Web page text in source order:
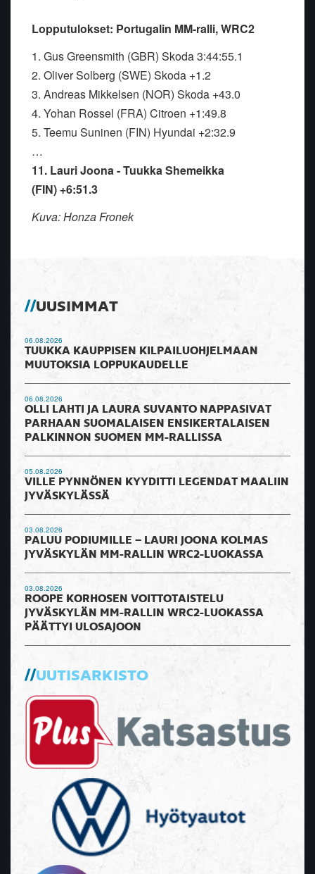
Lopputulokset: Portugalin MM-ralli, WRC2
1. Gus Greensmith (GBR) Skoda 3:44:55.1
2. Oliver Solberg (SWE) Skoda +1.2
3. Andreas Mikkelsen (NOR) Skoda +43.0
4. Yohan Rossel (FRA) Citroen +1:49.8
5. Teemu Suninen (FIN) Hyundai +2:32.9
…
11. Lauri Joona - Tuukka Shemeikka
(FIN) +6:51.3
Kuva: Honza Fronek
UUSIMMAT
06.08.2026
TUUKKA KAUPPISEN KILPAILUOHJELMAAN
MUUTOKSIA LOPPUKAUDELLE
06.08.2026
OLLI LAHTI JA LAURA SUVANTO NAPPASIVAT
PARHAAN SUOMALAISEN ENSIKERTALAISEN
PALKINNON SUOMEN MM-RALLISSA
05.08.2026
VILLE PYNNÖNEN KYYDITTI LEGENDAT MAALIIN
JYVÄSKYLÄSSÄ
03.08.2026
PALUU PODIUMILLE – LAURI JOONA KOLMAS
JYVÄSKYLÄN MM-RALLIN WRC2-LUOKASSA
03.08.2026
ROOPE KORHOSEN VOITTOTAISTELU
JYVÄSKYLÄN MM-RALLIN WRC2-LUOKASSA
PÄÄTTYI ULOSAJOON
UUTISARKISTO